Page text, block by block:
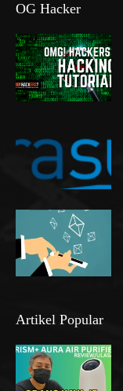
OG Hacker
Artikel Popular